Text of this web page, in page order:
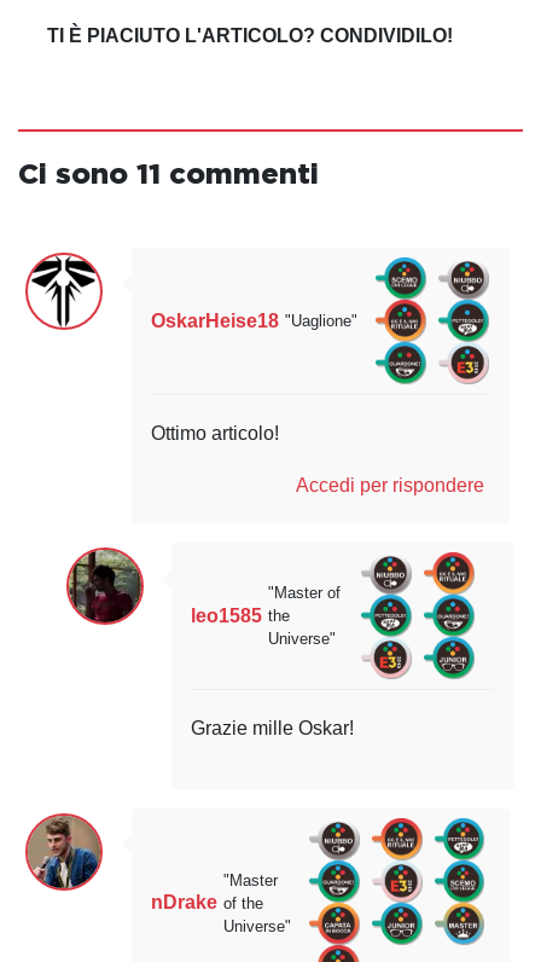
TI È PIACIUTO L'ARTICOLO? CONDIVIDILO!
Ci sono 11 commenti
OskarHeise18 "Uaglione"
Ottimo articolo!
Accedi per rispondere
leo1585
"Master of
the
Universe"
Grazie mille Oskar!
nDrake
"Master
of the
Universe"